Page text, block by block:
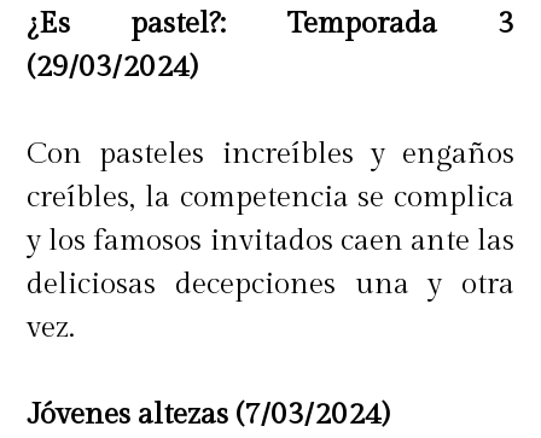
¿Es pastel?: Temporada 3
(29/03/2024)
Con pasteles increíbles y engaños
creíbles, la competencia se complica
y los famosos invitados caen ante las
deliciosas decepciones una y otra
vez.
Jóvenes altezas (7/03/2024)